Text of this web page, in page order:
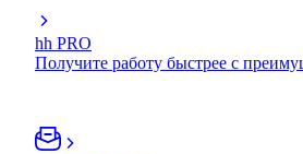
hh PRO
Получите работу быстрее с